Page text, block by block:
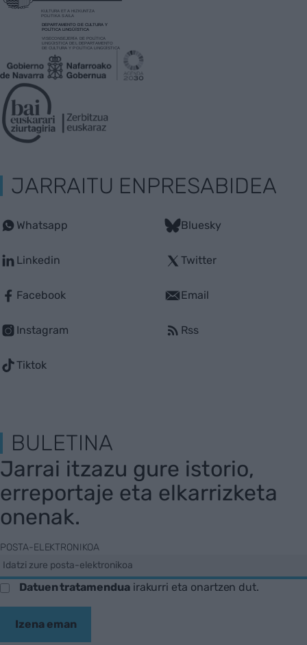
JARRAITU ENPRESABIDEA
Whatsapp
Linkedin
Facebook
Instagram
Tiktok
Bluesky
Twitter
Email
Rss
BULETINA
Jarrai itzazu gure istorio,
erreportaje eta elkarrizketa
onenak.
POSTA-ELEKTRONIKOA
Datuen tratamenduairakurri eta onartzen dut.
Izena eman